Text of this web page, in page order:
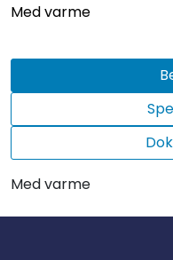
Med varme
Med varme